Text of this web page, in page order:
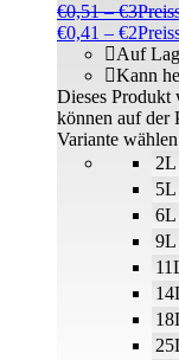
€0,51 –€3
€0,41 – €2
2L
5L
6L
9L
Auf
Kann
Variante
Dieses Produkt
können auf der